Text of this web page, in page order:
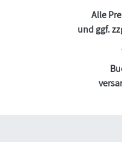
Alle
und ggf.